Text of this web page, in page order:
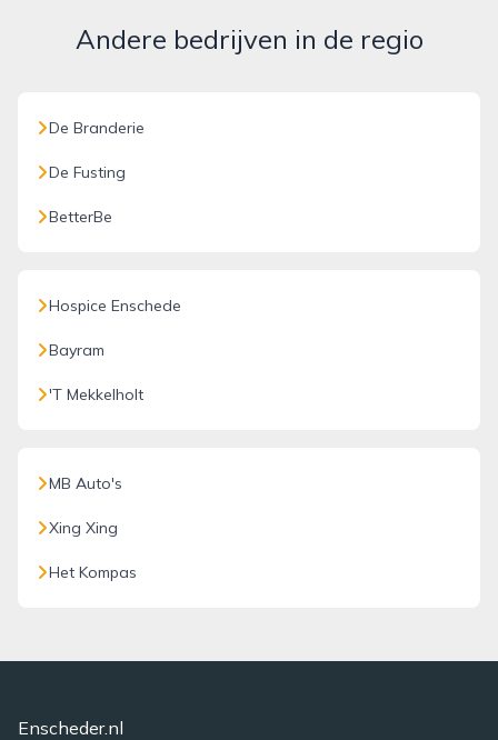
Andere bedrijven in de regio
De Branderie
De Fusting
BetterBe
Hospice Enschede
Bayram
'T Mekkelholt
MB Auto's
Xing Xing
Het Kompas
Enscheder.nl